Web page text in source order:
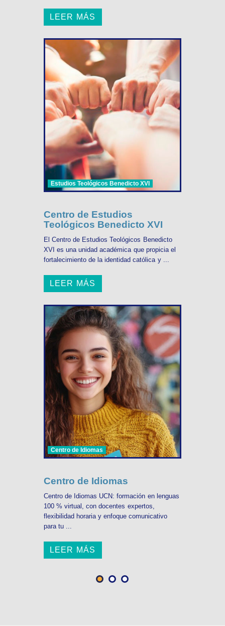
LEER MÁS
Estudios Teológicos Benedicto XVI
Centro de Estudios
Teológicos Benedicto XVI
El Centro de Estudios Teológicos Benedicto
XVI es una unidad académica que propicia el
fortalecimiento de la identidad católica y ...
LEER MÁS
Centro de Idiomas
Centro de Idiomas
Centro de Idiomas UCN: formación en lenguas
100 % virtual, con docentes expertos,
flexibilidad horaria y enfoque comunicativo
para tu ...
LEER MÁS